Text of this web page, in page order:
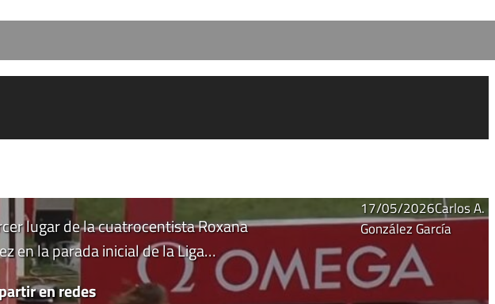
lugar de la cuatrocentista Roxana
en la parada inicial de la Liga…
en redes
17/05/2026Carlos A.
González García